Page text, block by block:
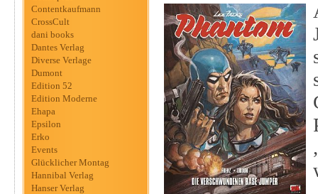
Contentkaufmann
CrossCult
dani books
Dantes Verlag
Diverse Verlage
Dumont
Edition 52
Edition Moderne
Ehapa
Epsilon
Erko
Events
Glücklicher Montag
Hannibal Verlag
Hanser Verlag